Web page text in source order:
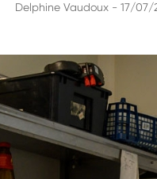
Delphine Vaudoux - 17/07/